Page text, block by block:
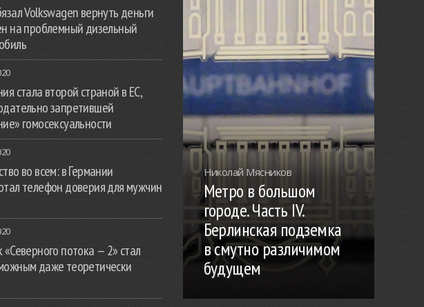
Volkswagen вернуть деньги
на проблемный дизельный
стала второй страной в ЕС,
запретившей
гомосексуальности
во всем: в Германии
телефон доверия для мужчин
«Северного потока — 2» стал
даже теоретически
Николай Мясников
Метро в большом
городе. Часть IV.
Берлинская подземка
в смутно различимом
будущем